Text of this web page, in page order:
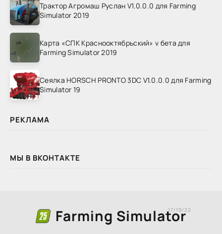
Трактор Агромаш Руслан V1.0.0.0 для Farming
Simulator 2019
Карта «СПК Краснооктябрьский» v бета для
Farming Simulator 2019
Сеялка HORSCH PRONTO 3DC V1.0.0.0 для Farming
Simulator 19
РЕКЛАМА
МЫ В ВКОНТАКТЕ
Farming Simulator
17/19/22